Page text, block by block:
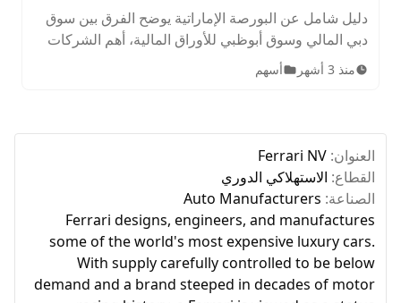
دليل شامل عن البورصة الإماراتية يوضح الفرق بين سوق
دبي المالي وسوق أبوظبي للأوراق المالية، أهم الشركات
المدرجة، الأصول المتاحة، ساعات التداول، وخطوات
الاستثمار للمبتدئين.
منذ 3 أشهر أسهم
العنوان: Ferrari NV
القطاع: الاستهلاكي الدوري
الصناعة: Auto Manufacturers
Ferrari designs, engineers, and manufactures
some of the world's most expensive luxury cars.
With supply carefully controlled to be below
demand and a brand steeped in decades of motor